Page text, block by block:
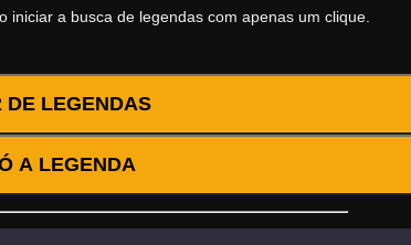
a busca de legendas com apenas um clique.
LEGENDAS
A LEGENDA